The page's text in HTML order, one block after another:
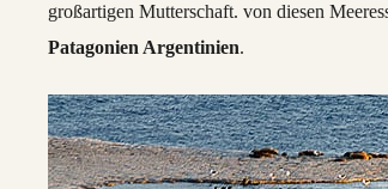
großartigen Mutterschaft. von diesen
Patagonien Argentinien.